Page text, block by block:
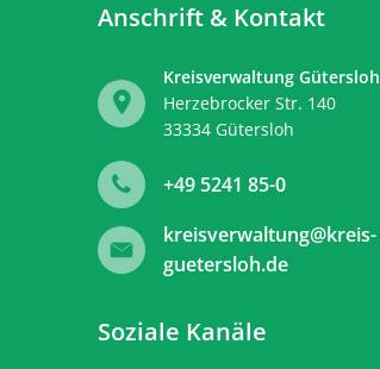
Anschrift & Kontakt
Kreisverwaltung Gütersloh
Herzebrocker Str. 140
33334 Gütersloh
+49 5241 85-0
kreisverwaltung@kreis-
guetersloh.de
Soziale Kanäle